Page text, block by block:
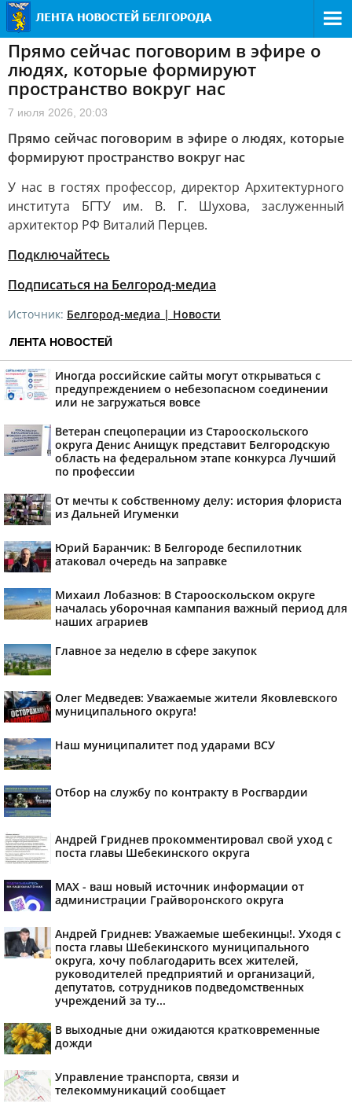
Прямо сейчас поговорим в эфире о
людях, которые формируют
пространство вокруг нас
7 июля 2026, 20:03
Прямо сейчас поговорим в эфире о людях, которые
формируют пространство вокруг нас
У нас в гостях профессор, директор Архитектурного
института БГТУ им. В. Г. Шухова, заслуженный
архитектор РФ Виталий Перцев.
Подключайтесь
Подписаться на Белгород-медиа
Источник: Белгород-медиа | Новости
ЛЕНТА НОВОСТЕЙ
Иногда российские сайты могут открываться с
предупреждением о небезопасном соединении
или не загружаться вовсе
Ветеран спецоперации из Старооскольского
округа Денис Анищук представит Белгородскую
область на федеральном этапе конкурса Лучший
по профессии
От мечты к собственному делу: история флориста
из Дальней Игуменки
Юрий Баранчик: В Белгороде беспилотник
атаковал очередь на заправке
Михаил Лобазнов: В Старооскольском округе
началась уборочная кампания важный период для
наших аграриев
Главное за неделю в сфере закупок
Олег Медведев: Уважаемые жители Яковлевского
муниципального округа!
Наш муниципалитет под ударами ВСУ
Отбор на службу по контракту в Росгвардии
Андрей Гриднев прокомментировал свой уход с
поста главы Шебекинского округа
MAX - ваш новый источник информации от
администрации Грайворонского округа
Андрей Гриднев: Уважаемые шебекинцы!. Уходя с
поста главы Шебекинского муниципального
округа, хочу поблагодарить всех жителей,
руководителей предприятий и организаций,
депутатов, сотрудников подведомственных
учреждений за ту...
В выходные дни ожидаются кратковременные
дожди
Управление транспорта, связи и
телекоммуникаций сообщает